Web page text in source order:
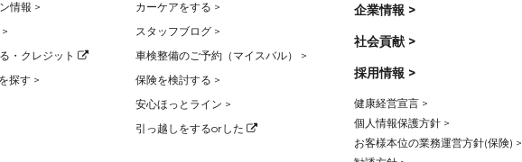
情報 >
・クレジット
探す >
カーケアをする >
スタッフブログ >
車検整備のご予約（マイスバル） >
保険を検討する >
安心ほっとライン >
引っ越しをするorした
企業情報 >
社会貢献 >
採用情報 >
健康経営宣言 >
個人情報保護方針 >
お客様本位の業務運営方針(保険) >